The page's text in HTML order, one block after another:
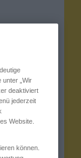
unter „Wir
deaktiviert
jederzeit
Website.
können.